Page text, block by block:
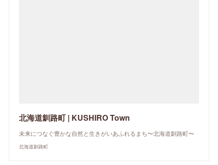
北海道釧路町 | KUSHIRO Town
未来につなぐ豊かな自然と生きがいあふれるまち〜北海道釧路町〜
北海道釧路町